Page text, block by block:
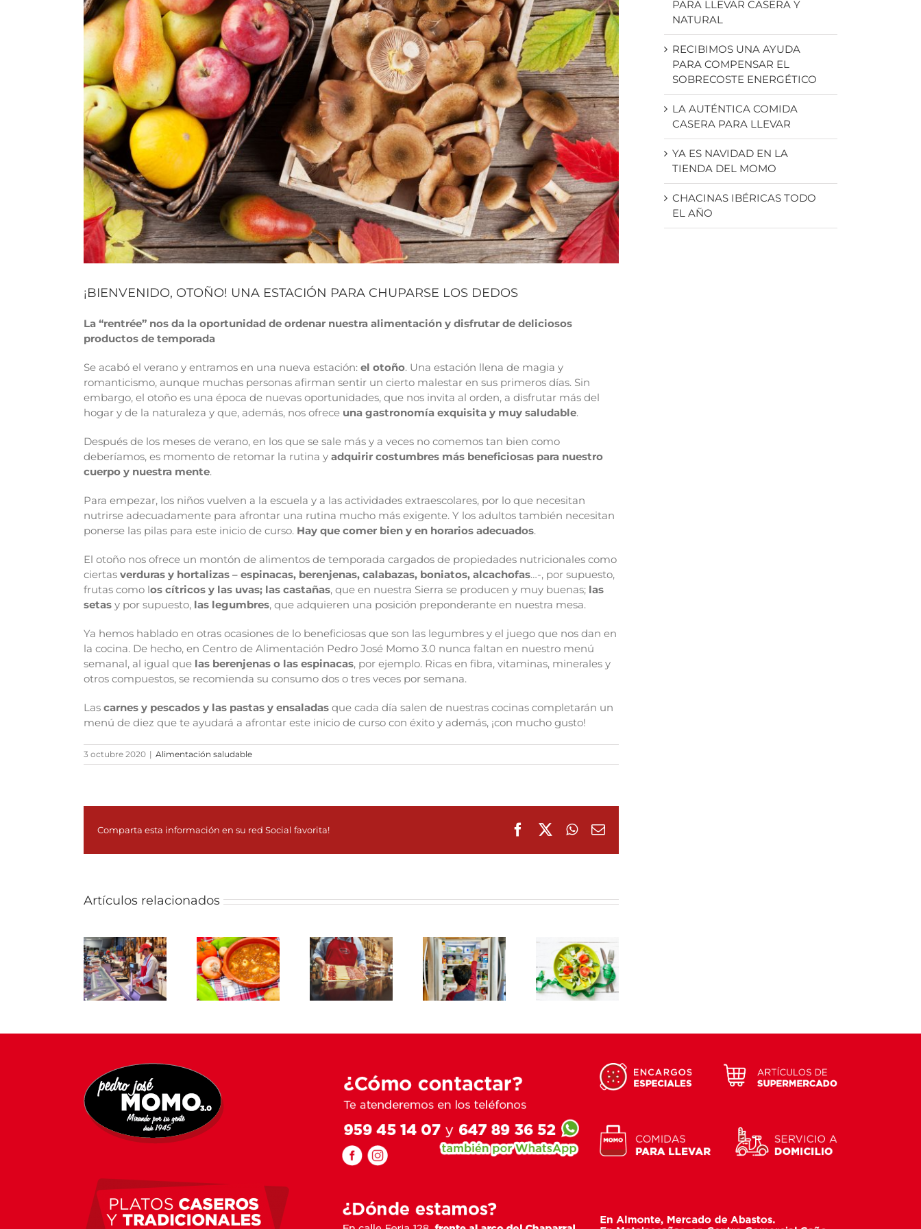
¡BIENVENIDO, OTOÑO! UNA ESTACIÓN PARA CHUPARSE LOS DEDOS
La “rentrée” nos da la oportunidad de ordenar nuestra alimentación y disfrutar de deliciosos
productos de temporada
Se acabó el verano y entramos en una nueva estación: el otoño. Una estación llena de magia y
romanticismo, aunque muchas personas afirman sentir un cierto malestar en sus primeros días. Sin
embargo, el otoño es una época de nuevas oportunidades, que nos invita al orden, a disfrutar más del
hogar y de la naturaleza y que, además, nos ofrece una gastronomía exquisita y muy saludable.
Después de los meses de verano, en los que se sale más y a veces no comemos tan bien como
deberíamos, es momento de retomar la rutina y adquirir costumbres más beneficiosas para nuestro
cuerpo y nuestra mente.
Para empezar, los niños vuelven a la escuela y a las actividades extraescolares, por lo que necesitan
nutrirse adecuadamente para afrontar una rutina mucho más exigente. Y los adultos también necesitan
ponerse las pilas para este inicio de curso. Hay que comer bien y en horarios adecuados.
El otoño nos ofrece un montón de alimentos de temporada cargados de propiedades nutricionales como
ciertas verduras y hortalizas – espinacas, berenjenas, calabazas, boniatos, alcachofas…-, por supuesto,
frutas como los cítricos y las uvas; las castañas, que en nuestra Sierra se producen y muy buenas; las
setas y por supuesto, las legumbres, que adquieren una posición preponderante en nuestra mesa.
Ya hemos hablado en otras ocasiones de lo beneficiosas que son las legumbres y el juego que nos dan en
la cocina. De hecho, en Centro de Alimentación Pedro José Momo 3.0 nunca faltan en nuestro menú
semanal, al igual que las berenjenas o las espinacas, por ejemplo. Ricas en fibra, vitaminas, minerales y
otros compuestos, se recomienda su consumo dos o tres veces por semana.
Las carnes y pescados y las pastas y ensaladas que cada día salen de nuestras cocinas completarán un
menú de diez que te ayudará a afrontar este inicio de curso con éxito y además, ¡con mucho gusto!
3 octubre 2020 | Alimentación saludable
Comparta esta información en su red Social favorita! FacebookWhatsApp
Correo
Artículos relacionados
LA
AUTÉNTICA
COMIDA
CASERA
PARA
CHACINAS
IBÉRICAS
TODO EL
AÑO
EN VERANO,
MÁS
CUIDADO
QUE NUNCA
CON
VOLVER A LA
NORMALIDAD
DESPUÉS DE
LA NAVIDAD
VENTAJAS
DE LA
COMIDA
PARA
LLEVAR
PARA LLEVAR CASERA Y
NATURAL
RECIBIMOS UNA AYUDA
PARA COMPENSAR EL
SOBRECOSTE ENERGÉTICO
LA AUTÉNTICA COMIDA
CASERA PARA LLEVAR
YA ES NAVIDAD EN LA
TIENDA DEL MOMO
CHACINAS IBÉRICAS TODO
EL AÑO